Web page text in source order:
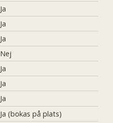
Ja
Ja
Ja
Nej
Ja
Ja
Ja
Ja (bokas på plats)